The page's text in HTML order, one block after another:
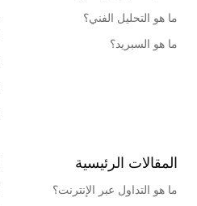
ما هو التحليل الفني؟
ما هو السبريد؟
المقالات الرئيسية
ما هو التداول عبر الإنترنت؟